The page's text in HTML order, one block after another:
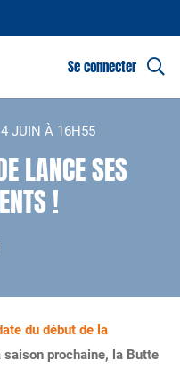
Se connecter
4 JUIN À 16H55
LANCE SES
!
du début de la
prochaine, la Butte